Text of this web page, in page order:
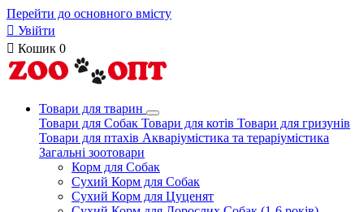
Перейти до основного вмісту
 Увійти
 Кошик 0
Товари для тварин
Товари для Собак Товари для котів Товари для гризунів
Товари для птахів Акваріумістика та тераріумістика
Загальні зоотовари
Корм для Собак
Сухий Корм для Собак
Сухий Корм для Цуценят